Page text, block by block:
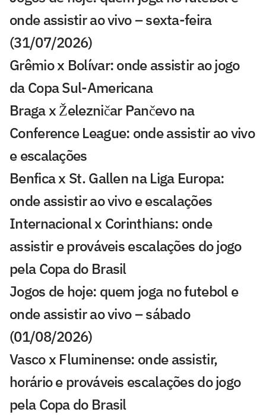
onde assistir ao vivo – sexta-feira
(31/07/2026)
Grêmio x Bolívar: onde assistir ao jogo
da Copa Sul-Americana
Braga x Železničar Pančevo na
Conference League: onde assistir ao vivo
e escalações
Benfica x St. Gallen na Liga Europa:
onde assistir ao vivo e escalações
Internacional x Corinthians: onde
assistir e prováveis escalações do jogo
pela Copa do Brasil
Jogos de hoje: quem joga no futebol e
onde assistir ao vivo – sábado
(01/08/2026)
Vasco x Fluminense: onde assistir,
horário e prováveis escalações do jogo
pela Copa do Brasil